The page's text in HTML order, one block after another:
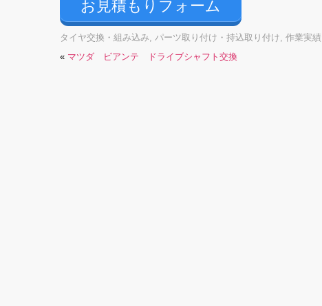
お見積もりフォーム
タイヤ交換・組み込み, パーツ取り付け・持込取り付け, 作業実績
« マツダ ビアンテ ドライブシャフト交換